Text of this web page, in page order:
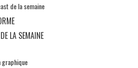
de la semaine
LA SEMAINE
graphique